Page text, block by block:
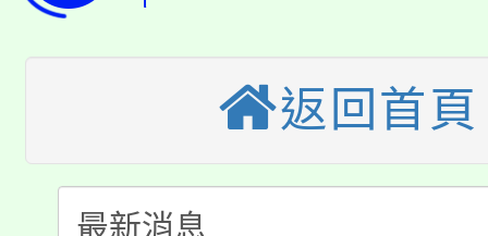
車」活動
生本土語及新住民語歌
公告本校115學年度第
代理(課)教師甄選結果(
代理(課)教師甄選結果(
轉知中國文化大學推廣
返回首頁